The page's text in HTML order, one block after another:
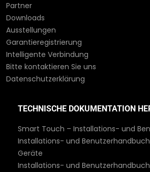
Partner
Downloads
Ausstellungen
Garantieregistrierung
Intelligente Verbindung
Bitte kontaktieren Sie uns
Datenschutzerklärung
TECHNISCHE DOKUMENTATION
Smart Touch – Installations- und
Installations- und
Geräte
Installations- und